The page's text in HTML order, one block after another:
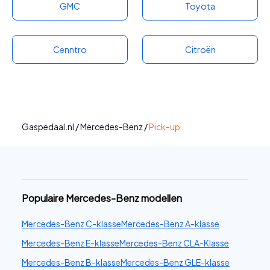
GMC Toyota
Cenntro Citroën
Gaspedaal.nl /Mercedes-Benz /Pick-up
Populaire Mercedes-Benz modellen
Mercedes-Benz C-klasseMercedes-Benz A-klasse
Mercedes-Benz E-klasseMercedes-Benz CLA-Klasse
Mercedes-Benz B-klasseMercedes-Benz GLE-klasse